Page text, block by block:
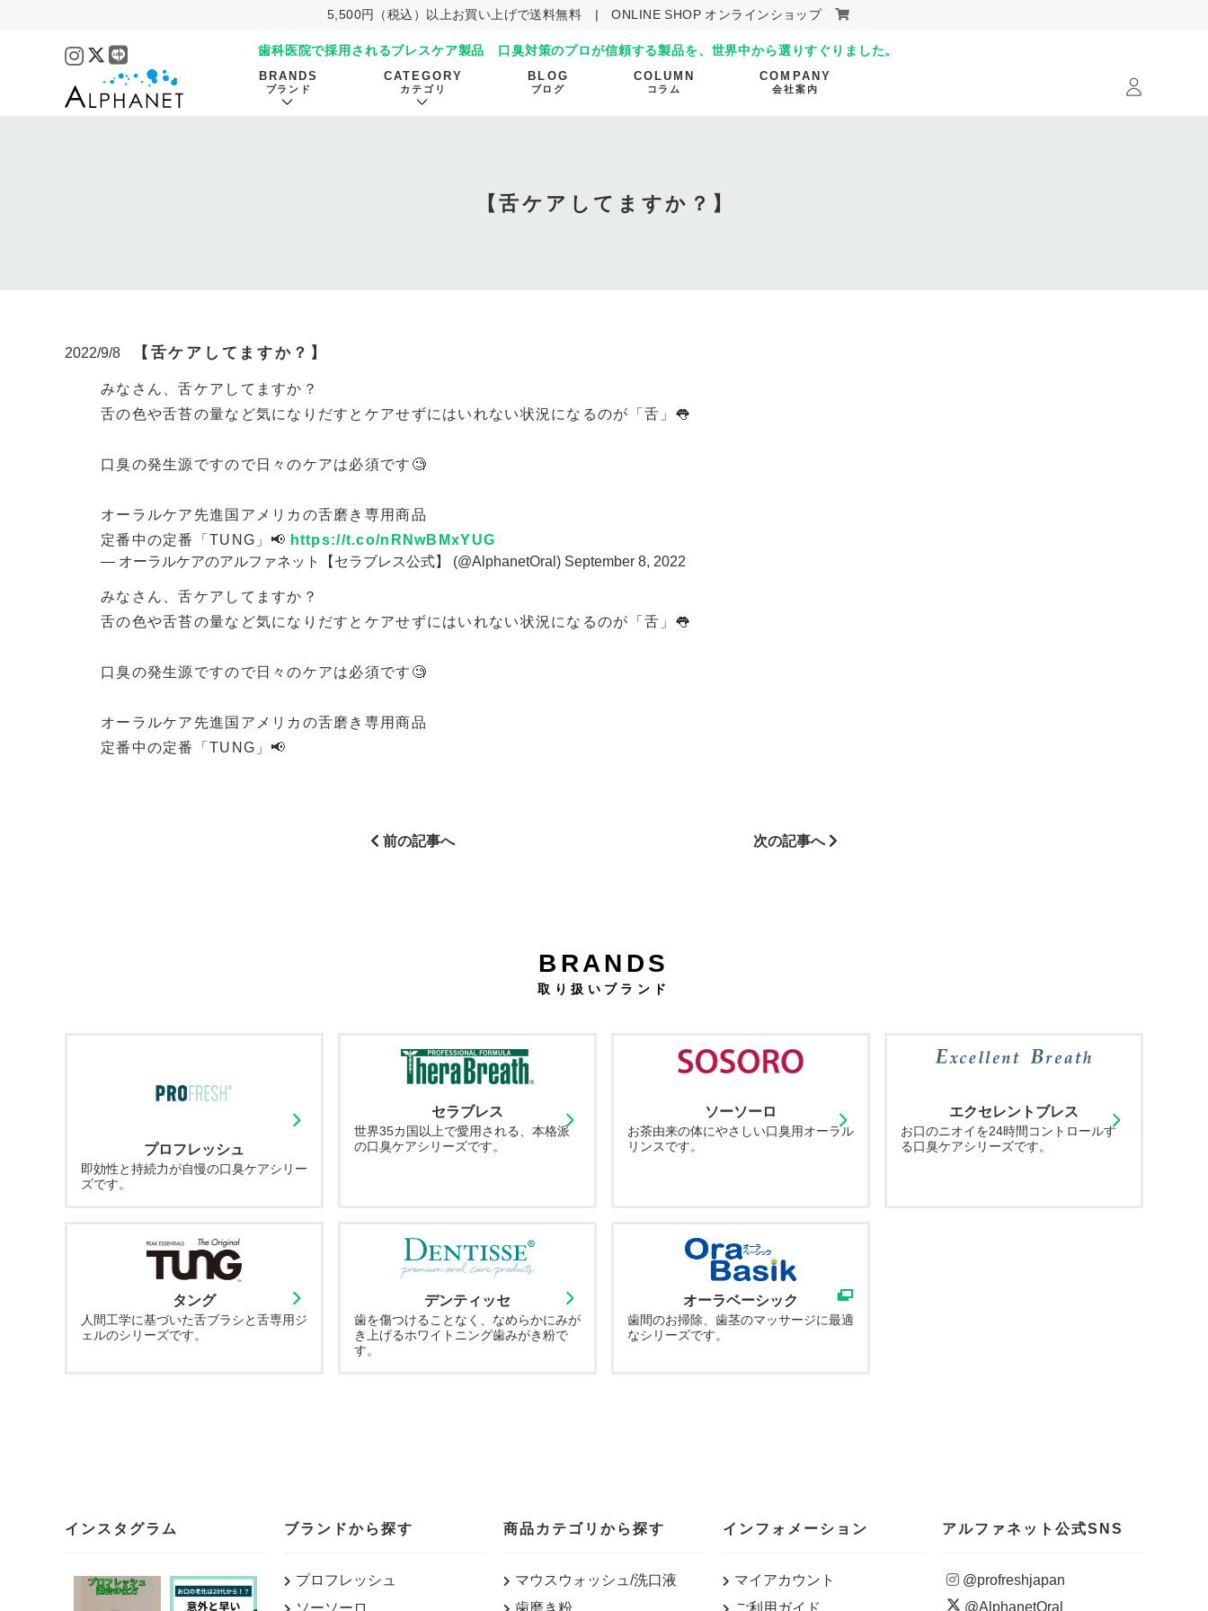
5,500円（税込）以上お買い上げで送料無料 | ONLINE SHOP オンラインショップ
歯科医院で採用されるブレスケア製品 口臭対策のプロが信頼する製品を、世界中から選りすぐりました。
BRANDS
ブランド
CATEGORY
カテゴリ
BLOG
ブログ
COLUMN
コラム
COMPANY
会社案内
【舌ケアしてますか？】
2022/9/8 【舌ケアしてますか？】
みなさん、舌ケアしてますか？
舌の色や舌苔の量など気になりだすとケアせずにはいれない状況になるのが「舌」👅
口臭の発生源ですので日々のケアは必須です🧐
オーラルケア先進国アメリカの舌磨き専用商品
定番中の定番「TUNG」📢 https://t.co/nRNwBMxYUG
— オーラルケアのアルファネット【セラブレス公式】 (@AlphanetOral) September 8, 2022
みなさん、舌ケアしてますか？
舌の色や舌苔の量など気になりだすとケアせずにはいれない状況になるのが「舌」👅
口臭の発生源ですので日々のケアは必須です🧐
オーラルケア先進国アメリカの舌磨き専用商品
定番中の定番「TUNG」📢
前の記事へ 次の記事へ
BRANDS
取り扱いブランド
プロフレッシュ
即効性と持続力が自慢の口臭ケアシリー
ズです。
セラブレス
世界35カ国以上で愛用される、本格派
の口臭ケアシリーズです。
ソーソーロ
お茶由来の体にやさしい口臭用オーラル
リンスです。
エクセレントブレス
お口のニオイを24時間コントロールす
る口臭ケアシリーズです。
タング
人間工学に基づいた舌ブラシと舌専用ジ
ェルのシリーズです。
デンティッセ
歯を傷つけることなく、なめらかにみが
き上げるホワイトニング歯みがき粉で
す。
オーラベーシック
歯間のお掃除、歯茎のマッサージに最適
なシリーズです。
インスタグラム ブランドから探す
プロフレッシュ
ソーソーロ
商品カテゴリから探す
マウスウォッシュ/洗口液
歯磨き粉
インフォメーション
マイアカウント
ご利用ガイド
アルファネット公式SNS
@profreshjapan
@AlphanetOral